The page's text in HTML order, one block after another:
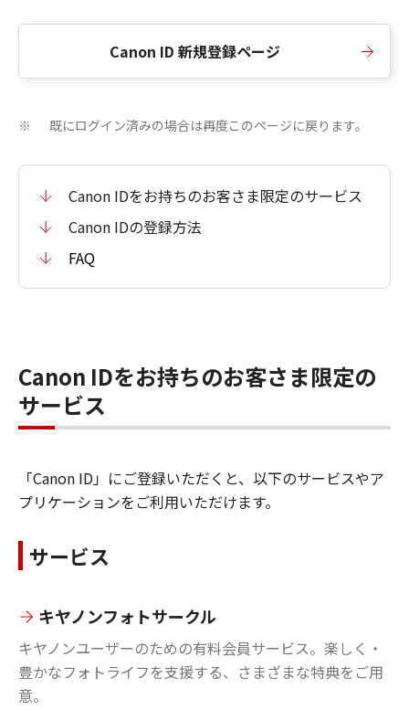
Canon ID 新規登録ページ
※ 既にログイン済みの場合は再度このページに戻ります。
Canon IDをお持ちのお客さま限定のサービス
Canon IDの登録方法
FAQ
Canon IDをお持ちのお客さま限定の
サービス
「Canon ID」にご登録いただくと、以下のサービスやア
プリケーションをご利用いただけます。
サービス
キヤノンフォトサークル
キヤノンユーザーのための有料会員サービス。楽しく・
豊かなフォトライフを支援する、さまざまな特典をご用
意。